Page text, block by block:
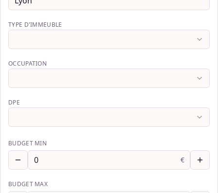
TYPE D'IMMEUBLE
OCCUPATION
DPE
BUDGET MIN
€
BUDGET MAX